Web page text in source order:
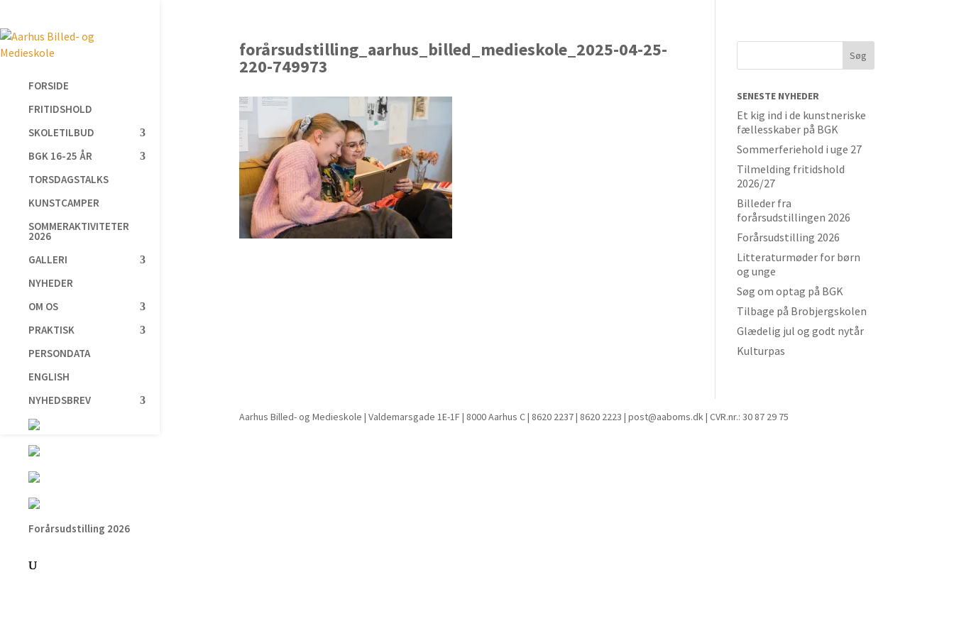
FORSIDE
FRITIDSHOLD
SKOLETILBUD
BGK 16-25 ÅR
TORSDAGSTALKS
KUNSTCAMPER
SOMMERAKTIVITETER
2026
GALLERI
NYHEDER
OM OS
PRAKTISK
PERSONDATA
ENGLISH
NYHEDSBREV
Forårsudstilling 2026
forårsudstilling_aarhus_billed_medieskole_2025-04-25-
220-749973
SENESTE NYHEDER
Et kig ind i de kunstneriske
fællesskaber på BGK
Sommerferiehold i uge 27
Tilmelding fritidshold
2026/27
Billeder fra
forårsudstillingen 2026
Forårsudstilling 2026
Litteraturmøder for børn
og unge
Søg om optag på BGK
Tilbage på Brobjergskolen
Glædelig jul og godt nytår
Kulturpas
Aarhus Billed- og Medieskole | Valdemarsgade 1E-1F | 8000 Aarhus C | 8620 2237 | 8620 2223 | post@aaboms.dk | CVR.nr.: 30 87 29 75